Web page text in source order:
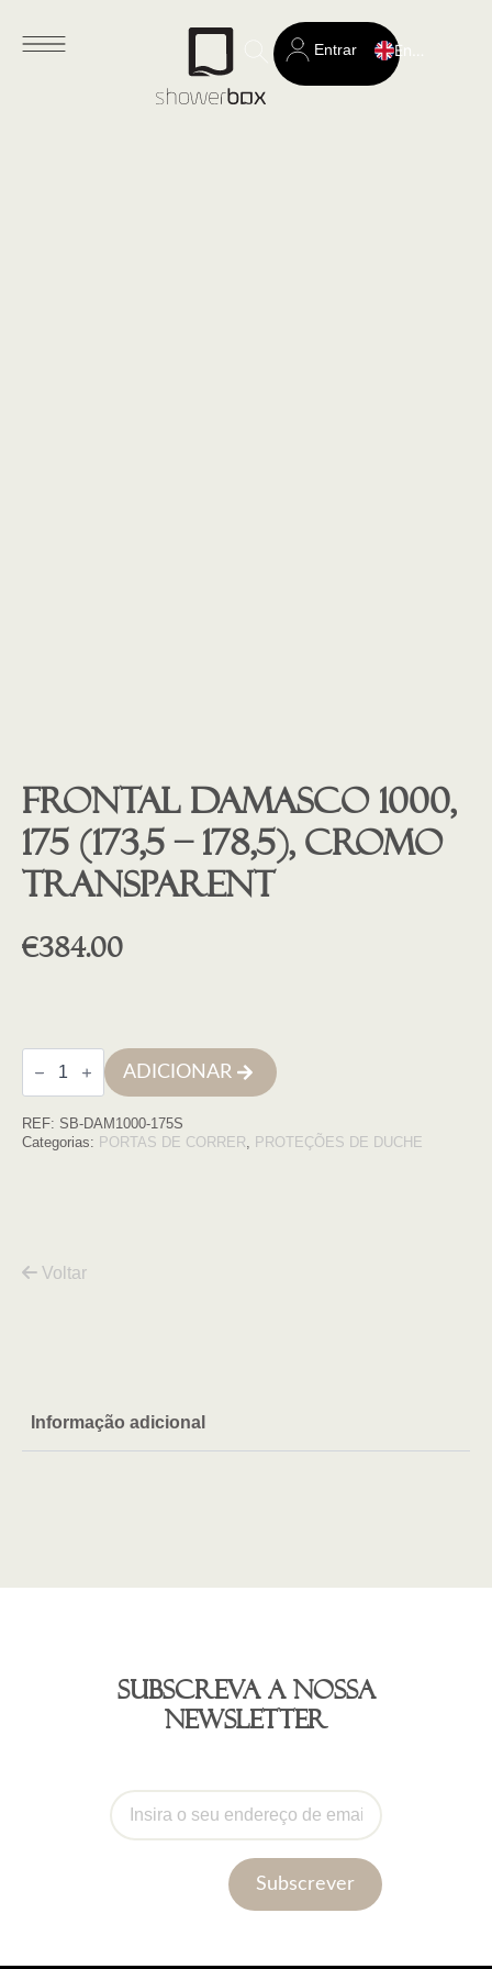
Search
for:
Entrar
Frontal Damasco 1000,
175 (173,5 – 178,5), cromo
transparent
€384.00
Quantidade
de
Frontal
1000,
175
ADICIONAR
REF: SB-DAM1000-175S
Categorias: PORTAS DE CORRER, PROTEÇÕES DE DUCHE
Voltar
Informação adicional
Subscreva a nossa
newsletter
Subscrever